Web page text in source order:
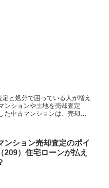
と処分で困っている人が増え
ンションや土地を売却査定
中古マンションは、売却査
ンション売却査定のポイ
209）住宅ローンが払え